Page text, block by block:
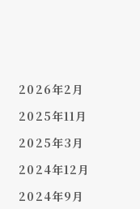
2026年2月
2025年11月
2025年3月
2024年12月
2024年9月